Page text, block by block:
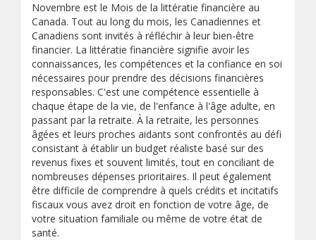
Novembre est le Mois de la littératie financière au
Canada. Tout au long du mois, les Canadiennes et
Canadiens sont invités à réfléchir à leur bien-être
financier. La littératie financière signifie avoir les
connaissances, les compétences et la confiance en soi
nécessaires pour prendre des décisions financières
responsables. C'est une compétence essentielle à
chaque étape de la vie, de l'enfance à l'âge adulte, en
passant par la retraite. À la retraite, les personnes
âgées et leurs proches aidants sont confrontés au défi
consistant à établir un budget réaliste basé sur des
revenus fixes et souvent limités, tout en conciliant de
nombreuses dépenses prioritaires. Il peut également
être difficile de comprendre à quels crédits et incitatifs
fiscaux vous avez droit en fonction de votre âge, de
votre situation familiale ou même de votre état de
santé.